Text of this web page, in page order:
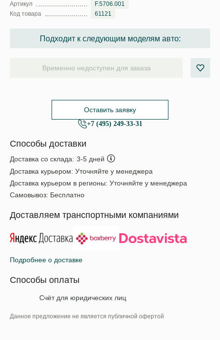
Артикул
F.5706.001
Код товара
61121
Подходит к следующим моделям авто:
Временно недоступен для заказа
Оставить заявку
+7 (495) 249-33-31
Способы доставки
Доставка со склада: 3-5 дней
Доставка курьером: Уточняйте у менеджера
Доставка курьером в регионы: Уточняйте у менеджера
Самовывоз: Бесплатно
Доставляем транспортными компаниями
Подробнее о доставке
Способы оплаты
Счёт для юридических лиц
Данное предложение не является публичной офертой